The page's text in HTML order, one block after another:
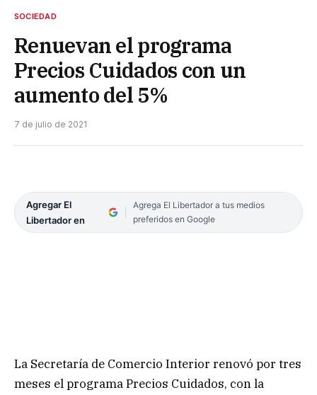
SOCIEDAD
Renuevan el programa
Precios Cuidados con un
aumento del 5%
7 de julio de 2021
Agregar El
Libertador en
Agrega El Libertador a tus medios
preferidos en Google
La Secretaría de Comercio Interior renovó por tres
meses el programa Precios Cuidados, con la